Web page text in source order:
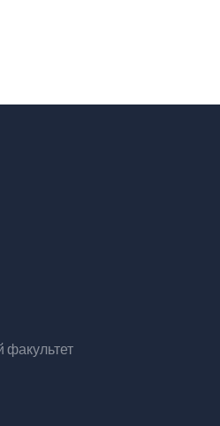
факультет